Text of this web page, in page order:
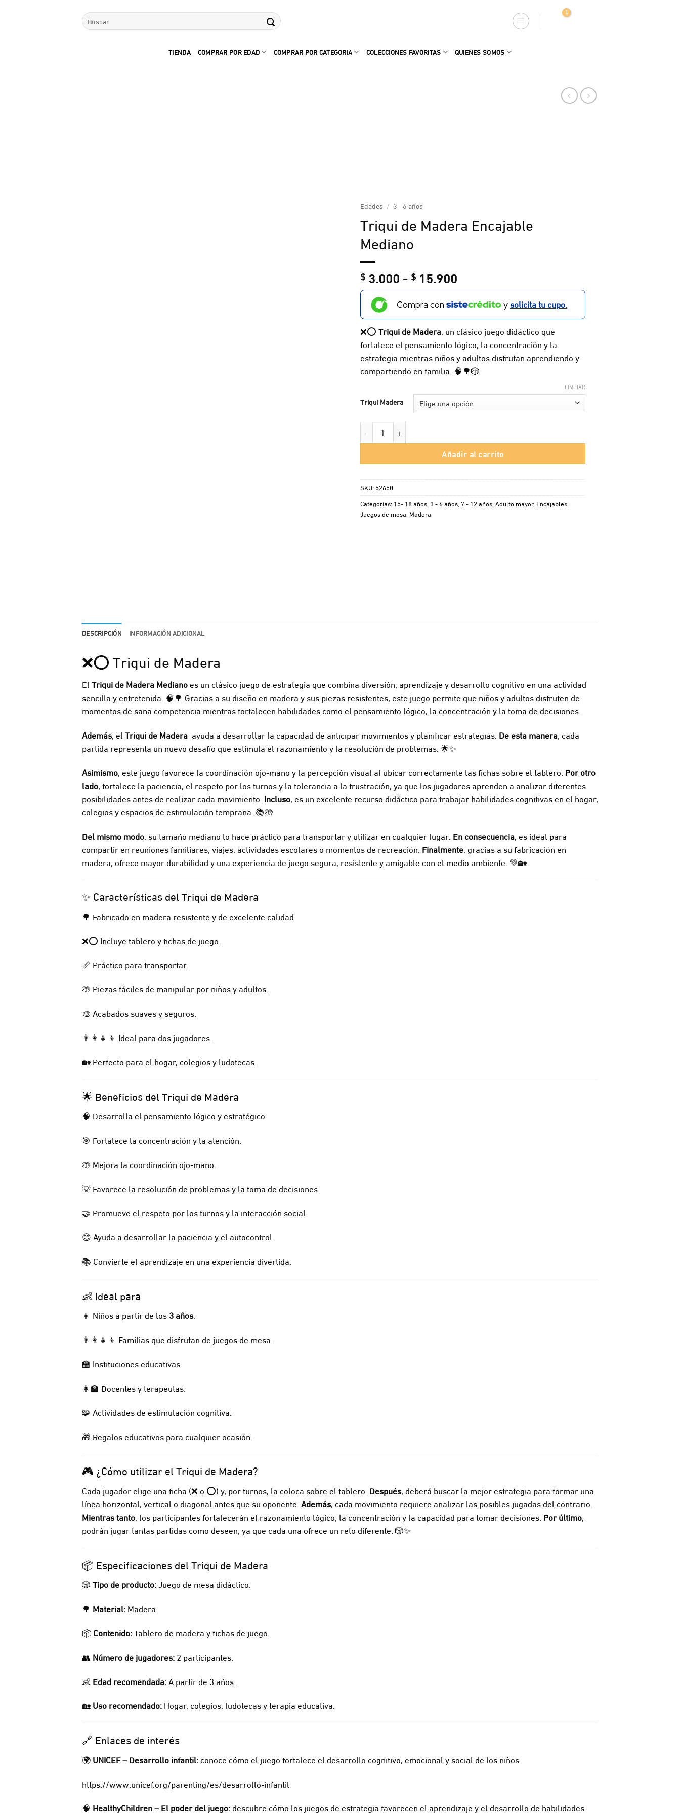
Buscar
por:
TIENDA COMPRAR POR EDAD COMPRAR POR CATEGORIA COLECCIONES FAVORITAS QUIENES SOMOS
Edades / 3 - 6 años
Triqui de Madera Encajable
Mediano
$3.000 - $15.900Rango
de
precios:
desde
$ 3.000
hasta
$ 15.900
Compra con ysolicita tu cupo.
❌⭕ Triqui de Madera, un clásico juego didáctico que
fortalece el pensamiento lógico, la concentración y la
estrategia mientras niños y adultos disfrutan aprendiendo y
compartiendo en familia. 🧠🌳🎲
Triqui Madera
LIMPIAR
Triqui de Madera Encajable Mediano cantidad
Añadir al carrito
SKU: 52650
Categorías: 15- 18 años, 3 - 6 años, 7 - 12 años, Adulto mayor, Encajables,
Juegos de mesa Madera
DESCRIPCIÓN INFORMACIÓN ADICIONAL
❌⭕ Triqui de Madera
El Triqui de Madera Mediano es un clásico juego de estrategia que combina diversión, aprendizaje y desarrollo cognitivo en una actividad
sencilla y entretenida. 🧠🌳 Gracias a su diseño en madera y sus piezas resistentes, este juego permite que niños y adultos disfruten de
momentos de sana competencia mientras fortalecen habilidades como el pensamiento lógico, la concentración y la toma de decisiones.
Además, el Triqui de Madera ayuda a desarrollar la capacidad de anticipar movimientos y planificar estrategias. De esta manera, cada
partida representa un nuevo desafío que estimula el razonamiento y la resolución de problemas. 🌟✨
Asimismo, este juego favorece la coordinación ojo-mano y la percepción visual al ubicar correctamente las fichas sobre el tablero. Por otro
lado, fortalece la paciencia, el respeto por los turnos y la tolerancia a la frustración, ya que los jugadores aprenden a analizar diferentes
posibilidades antes de realizar cada movimiento. Incluso, es un excelente recurso didáctico para trabajar habilidades cognitivas en el hogar,
colegios y espacios de estimulación temprana. 📚🤲
Del mismo modo, su tamaño mediano lo hace práctico para transportar y utilizar en cualquier lugar. En consecuencia, es ideal para
compartir en reuniones familiares, viajes, actividades escolares o momentos de recreación. Finalmente, gracias a su fabricación en
madera, ofrece mayor durabilidad y una experiencia de juego segura, resistente y amigable con el medio ambiente. 💚🏡
✨ Características del Triqui de Madera
🌳 Fabricado en madera resistente y de excelente calidad.
❌⭕ Incluye tablero y fichas de juego.
📏 Práctico para transportar.
🤲 Piezas fáciles de manipular por niños y adultos.
🎨 Acabados suaves y seguros.
👨‍👩‍👧‍👦 Ideal para dos jugadores.
🏡 Perfecto para el hogar, colegios y ludotecas.
🌟 Beneficios del Triqui de Madera
🧠 Desarrolla el pensamiento lógico y estratégico.
🎯 Fortalece la concentración y la atención.
🤲 Mejora la coordinación ojo-mano.
💡 Favorece la resolución de problemas y la toma de decisiones.
🤝 Promueve el respeto por los turnos y la interacción social.
😊 Ayuda a desarrollar la paciencia y el autocontrol.
📚 Convierte el aprendizaje en una experiencia divertida.
👶 Ideal para
👧 Niños a partir de los 3 años.
👨‍👩‍👧‍👦 Familias que disfrutan de juegos de mesa.
🏫 Instituciones educativas.
👩‍🏫 Docentes y terapeutas.
🧩 Actividades de estimulación cognitiva.
🎁 Regalos educativos para cualquier ocasión.
🎮 ¿Cómo utilizar el Triqui de Madera?
Cada jugador elige una ficha (❌ o ⭕) y, por turnos, la coloca sobre el tablero. Después, deberá buscar la mejor estrategia para formar una
línea horizontal, vertical o diagonal antes que su oponente. Además, cada movimiento requiere analizar las posibles jugadas del contrario.
Mientras tanto, los participantes fortalecerán el razonamiento lógico, la concentración y la capacidad para tomar decisiones. Por último,
podrán jugar tantas partidas como deseen, ya que cada una ofrece un reto diferente. 🎲✨
📦 Especificaciones del Triqui de Madera
🎲 Tipo de producto:Juego de mesa didáctico.
🌳 Material: Madera.
📦 Contenido:Tablero de madera y fichas de juego.
👥 Número de jugadores: 2 participantes.
👶 Edad recomendada:A partir de 3 años.
🏡 Uso recomendado: Hogar, colegios, ludotecas y terapia educativa.
🔗 Enlaces de interés
🌍 UNICEF – Desarrollo infantil: conoce cómo el juego fortalece el desarrollo cognitivo, emocional y social de los niños.
https://www.unicef.org/parenting/es/desarrollo-infantil
🧠 HealthyChildren – El poder del juego: descubre cómo los juegos de estrategia favorecen el aprendizaje y el desarrollo de habilidades